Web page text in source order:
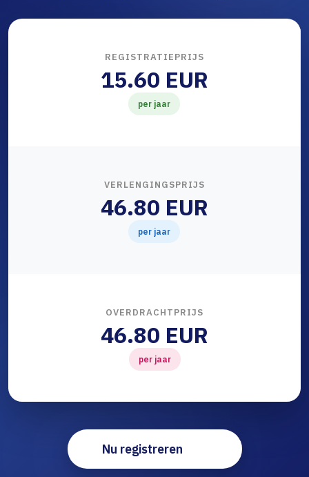
REGISTRATIEPRIJS
15.60 EUR
per jaar
VERLENGINGSPRIJS
46.80 EUR
per jaar
OVERDRACHTPRIJS
46.80 EUR
per jaar
Nu registreren